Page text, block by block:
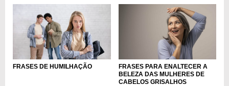
FRASES DE HUMILHAÇÃO
FRASES PARA ENALTECER A
BELEZA DAS MULHERES DE
CABELOS GRISALHOS